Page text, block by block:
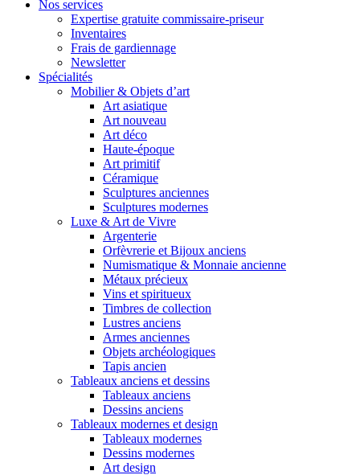
Nos services
Expertise gratuite commissaire-priseur
Inventaires
Frais de gardiennage
Newsletter
Spécialités
Mobilier & Objets d’art
Art asiatique
Art nouveau
Art déco
Haute-époque
Art primitif
Céramique
Sculptures anciennes
Sculptures modernes
Luxe & Art de Vivre
Argenterie
Orfèvrerie et Bijoux anciens
Numismatique & Monnaie ancienne
Métaux précieux
Vins et spiritueux
Timbres de collection
Lustres anciens
Armes anciennes
Objets archéologiques
Tapis ancien
Tableaux anciens et dessins
Tableaux anciens
Dessins anciens
Tableaux modernes et design
Tableaux modernes
Dessins modernes
Art design